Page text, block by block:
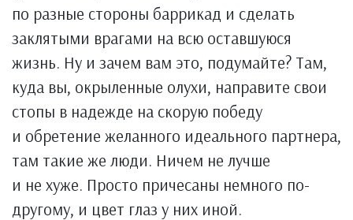
по разные стороны баррикад и сделать
заклятыми врагами на всю оставшуюся
жизнь. Ну и зачем вам это, подумайте? Там,
куда вы, окрыленные олухи, направите свои
стопы в надежде на скорую победу
и обретение желанного идеального партнера,
там такие же люди. Ничем не лучше
и не хуже. Просто причесаны немного по-
другому, и цвет глаз у них иной.